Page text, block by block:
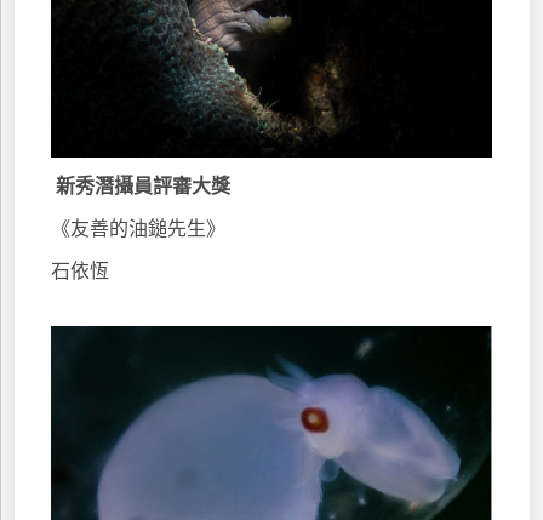
新秀潛攝員評審大獎
《友善的油鎚先生》
石依恆